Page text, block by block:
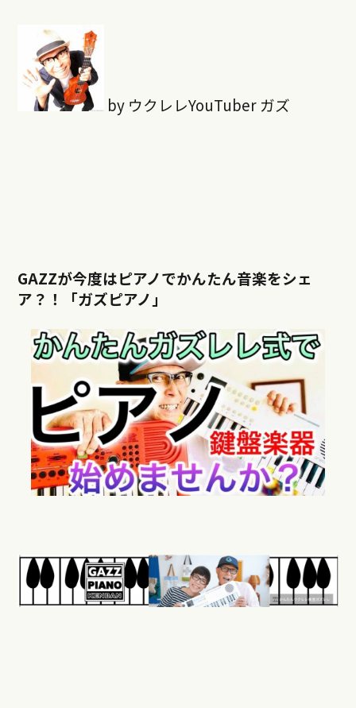
by ウクレレYouTuber ガズ
GAZZが今度はピアノでかんたん音楽をシェ
ア？！「ガズピアノ」